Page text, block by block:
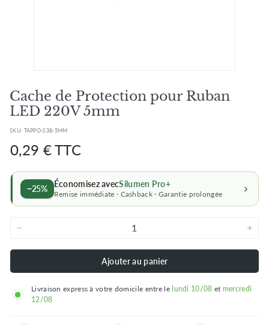
Cache de Protection pour Ruban
LED 220V 5mm
SKU: TAPPO-S38-5MM
régulier
0,29 € TTC0,29
€
−25% Économisez avecSilumen Pro+
Remise immédiate · Cashback · Garantie prolongée
Ajouter au panier
Livraison express à votre domicile entre le lundi 10/08 et mercredi
12/08